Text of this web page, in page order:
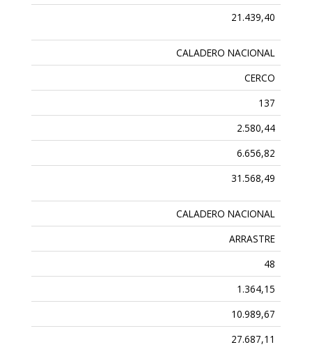
21.439,40
CALADERO NACIONAL
CERCO
137
2.580,44
6.656,82
31.568,49
CALADERO NACIONAL
ARRASTRE
48
1.364,15
10.989,67
27.687,11